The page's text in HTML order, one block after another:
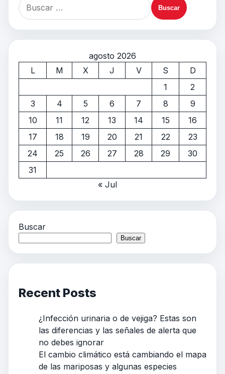
agosto 2026
L
M X J V S
D
1
2
3
4 5 6 7 8
9
10
11 12 13 14 15
16
17
18 19 20 21 22
23
24
25 26 27 28 29
30
31
« Jul
Buscar
Buscar
Recent Posts
¿Infección urinaria o de vejiga? Estas son
las diferencias y las señales de alerta que
no debes ignorar
El cambio climático está cambiando el mapa
de las mariposas y algunas especies